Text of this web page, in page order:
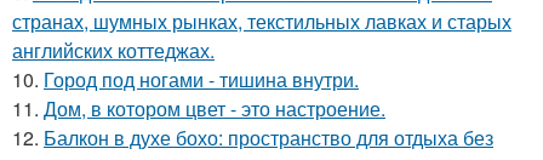
странах, шумных рынках, текстильных лавках и старых
английских коттеджах.
10. Город под ногами - тишина внутри.
11. Дом, в котором цвет - это настроение.
12. Балкон в духе бохо: пространство для отдыха без